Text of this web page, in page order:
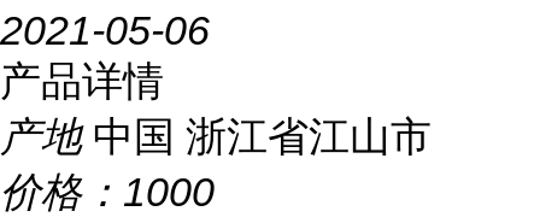
2021-05-06
产品详情
产地 中国 浙江省江山市
价格： 1000